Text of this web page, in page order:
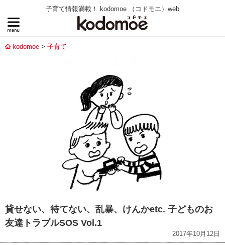
子育て情報満載！ kodomoe （コドモエ）web
kodomoe 子育て
貸せない、待てない、乱暴、けんかetc. 子どものお
友達トラブルSOS Vol.1
2017年10月12日